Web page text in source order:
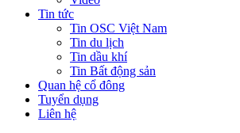
Tin tức
Tin OSC Việt Nam
Tin du lịch
Tin dầu khí
Tin Bất động sản
Quan hệ cổ đông
Tuyển dụng
Liên hệ